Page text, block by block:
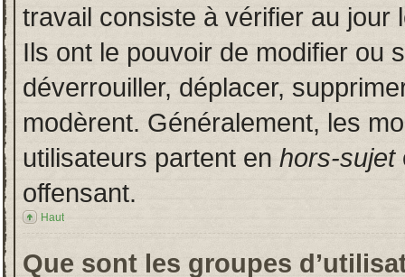
travail consiste à vérifier au jour
Ils ont le pouvoir de modifier ou
déverrouiller, déplacer,
modèrent. Généralement, les
utilisateurs partent en hors-sujet
offensant.
Haut
Que sont les groupes